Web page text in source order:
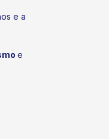
e a
e